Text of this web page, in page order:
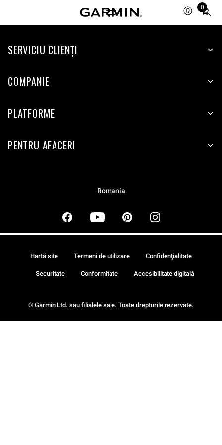
0
Total
items
cart:
SERVICIU CLIENŢI
COMPANIE
PLATFORME
PENTRU AFACERI
Romania
© Garmin Ltd. sau filialele sale. Toate drepturile rezervate.
Hartă site Termeni de utilizare Confidenţialitate
Securitate Conformitate Accesibilitate digitală